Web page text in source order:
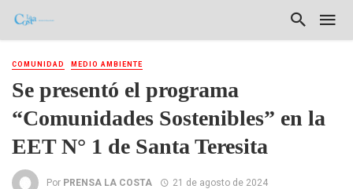
COMUNIDAD MEDIO AMBIENTE
Se presentó el programa
“Comunidades Sostenibles” en la
EET N° 1 de Santa Teresita
Por PRENSA LA COSTA 21 de agosto de 2024